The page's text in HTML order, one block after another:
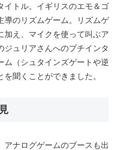
イトル。イギリスのエモ＆ゴ
導のリズムゲーム。リズムゲ
加え、マイクを使って叫ぶア
ジュリアさんへのプチインタ
ム（シュタインズゲートや逆
聞くことができました。
アナログゲームのブースも出